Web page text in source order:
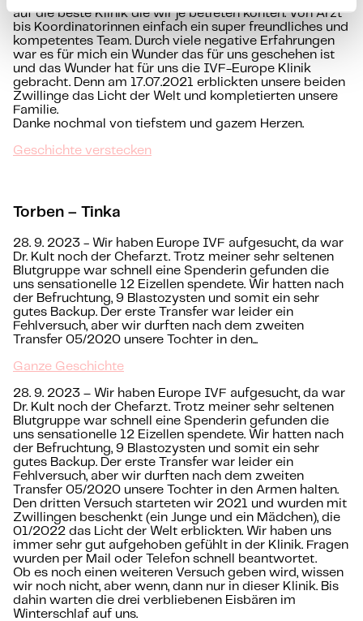
auf die beste Klinik die wir je betreten konten. Von Arzt
bis Koordinatorinnen einfach ein super freundliches und
kompetentes Team. Durch viele negative Erfahrungen
war es für mich ein Wunder das für uns geschehen ist
und das Wunder hat für uns die IVF-Europe Klinik
gebracht. Denn am 17.07.2021 erblickten unsere beiden
Zwillinge das Licht der Welt und kompletierten unsere
Familie.
Danke nochmal von tiefstem und gazem Herzen.
Geschichte verstecken
Torben – Tinka
28. 9. 2023 - Wir haben Europe IVF aufgesucht, da war
Dr. Kult noch der Chefarzt. Trotz meiner sehr seltenen
Blutgruppe war schnell eine Spenderin gefunden die
uns sensationelle 12 Eizellen spendete. Wir hatten nach
der Befruchtung, 9 Blastozysten und somit ein sehr
gutes Backup. Der erste Transfer war leider ein
Fehlversuch, aber wir durften nach dem zweiten
Transfer 05/2020 unsere Tochter in den...
Ganze Geschichte
28. 9. 2023 – Wir haben Europe IVF aufgesucht, da war
Dr. Kult noch der Chefarzt. Trotz meiner sehr seltenen
Blutgruppe war schnell eine Spenderin gefunden die
uns sensationelle 12 Eizellen spendete. Wir hatten nach
der Befruchtung, 9 Blastozysten und somit ein sehr
gutes Backup. Der erste Transfer war leider ein
Fehlversuch, aber wir durften nach dem zweiten
Transfer 05/2020 unsere Tochter in den Armen halten.
Den dritten Versuch starteten wir 2021 und wurden mit
Zwillingen beschenkt (ein Junge und ein Mädchen), die
01/2022 das Licht der Welt erblickten. Wir haben uns
immer sehr gut aufgehoben gefühlt in der Klinik. Fragen
wurden per Mail oder Telefon schnell beantwortet.
Ob es noch einen weiteren Versuch geben wird, wissen
wir noch nicht, aber wenn, dann nur in dieser Klinik. Bis
dahin warten die drei verbliebenen Eisbären im
Winterschlaf auf uns.